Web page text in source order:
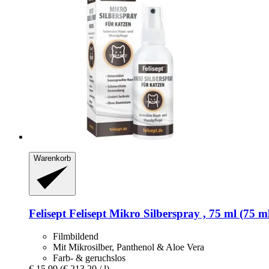
Warenkorb
Felisept Felisept Mikro Silberspray , 75 ml (75
Filmbildend
Mit Mikrosilber, Panthenol & Aloe Vera
Farb- & geruchslos